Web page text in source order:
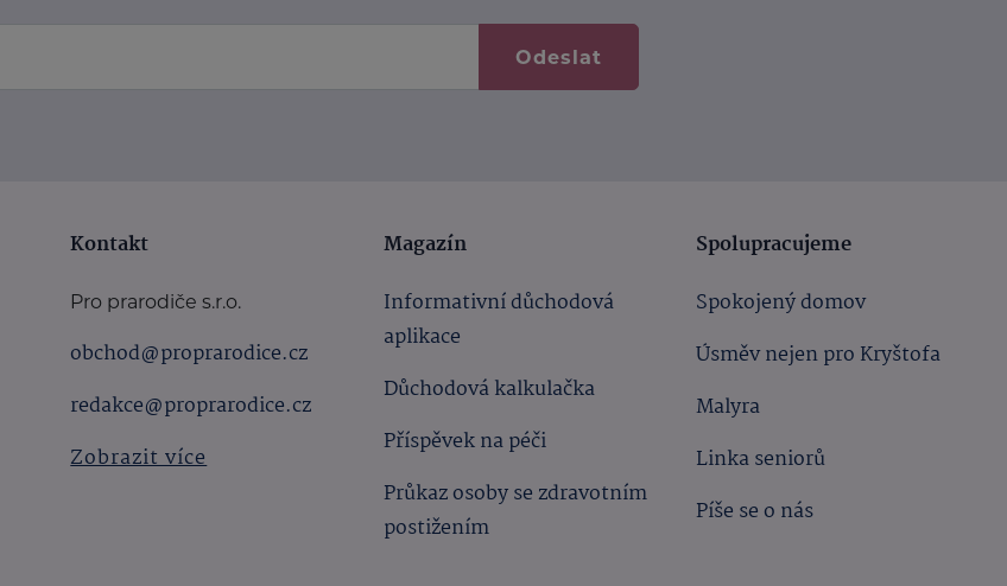
Odeslat
Kontakt
Pro prarodiče s.r.o.
obchod@proprarodice.cz
redakce@proprarodice.cz
Zobrazit více
Magazín
Informativní důchodová
aplikace
Důchodová kalkulačka
Příspěvek na péči
Průkaz osoby se zdravotním
postižením
Spolupracujeme
Spokojený domov
Úsměv nejen pro Kryštofa
Malyra
Linka seniorů
Píše se o nás